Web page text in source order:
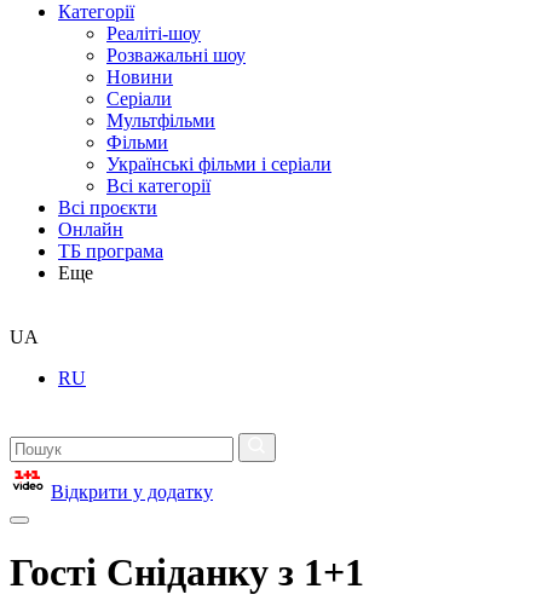
Категорії
Реаліті-шоу
Розважальні шоу
Новини
Серіали
Мультфільми
Фільми
Українські фільми і серіали
Всі категорії
Всі проєкти
Онлайн
ТБ програма
Еще
UA
RU
Відкрити у додатку
Гості Сніданку з 1+1